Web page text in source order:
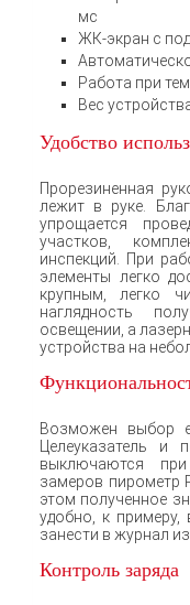
мс
ЖК-экран с
Работа при
Вес
Удобство
Прорезиненная
лежит в руке.
упрощается
участков,
инспекций. При
элементы легко
крупным, легко
наглядность
освещении, а
устройства на
Возможен выбор
Целеуказатель и
выключаются
замеров пирометр
этом полученное
удобно, к примеру,
занести в журнал
Контроль заряда